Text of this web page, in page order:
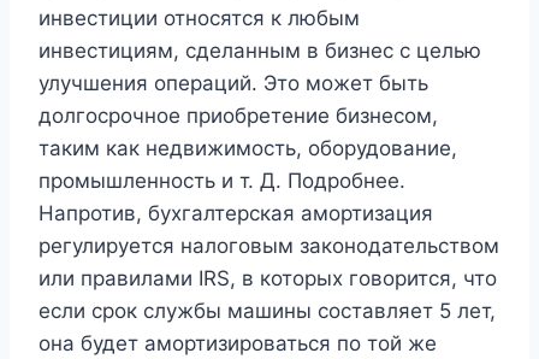
инвестиции относятся к любым
инвестициям, сделанным в бизнес с целью
улучшения операций. Это может быть
долгосрочное приобретение бизнесом,
таким как недвижимость, оборудование,
промышленность и т. Д. Подробнее.
Напротив, бухгалтерская амортизация
регулируется налоговым законодательством
или правилами IRS, в которых говорится, что
если срок службы машины составляет 5 лет,
она будет амортизироваться по той же